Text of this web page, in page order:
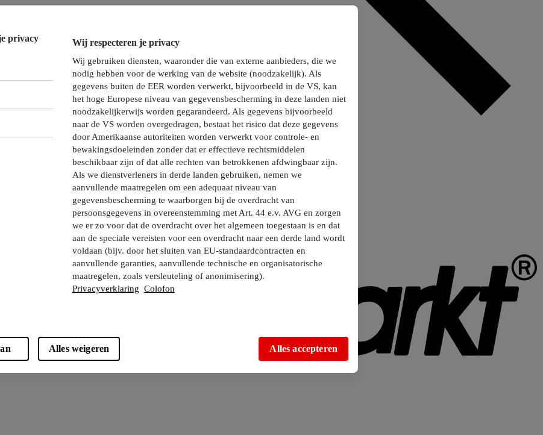
privacy Wij respecteren je privacy
Wij gebruiken diensten, waaronder die van externe aanbieders, die we
nodig hebben voor de werking van de website (noodzakelijk). Als
gegevens buiten de EER worden verwerkt, bijvoorbeeld in de VS, kan
het hoge Europese niveau van gegevensbescherming in deze landen niet
noodzakelijkerwijs worden gegarandeerd. Als gegevens bijvoorbeeld
naar de VS worden overgedragen, bestaat het risico dat deze gegevens
door Amerikaanse autoriteiten worden verwerkt voor controle- en
bewakingsdoeleinden zonder dat er effectieve rechtsmiddelen
beschikbaar zijn of dat alle rechten van betrokkenen afdwingbaar zijn.
Als we dienstverleners in derde landen gebruiken, nemen we
aanvullende maatregelen om een adequaat niveau van
gegevensbescherming te waarborgen bij de overdracht van
persoonsgegevens in overeenstemming met Art. 44 e.v. AVG en zorgen
we er zo voor dat de overdracht over het algemeen toegestaan is en dat
aan de speciale vereisten voor een overdracht naar een derde land wordt
voldaan (bijv. door het sluiten van EU-standaardcontracten en
aanvullende garanties, aanvullende technische en organisatorische
maatregelen, zoals versleuteling of anonimisering).
Privacyverklaring Colofon
Alles weigeren Alles accepteren